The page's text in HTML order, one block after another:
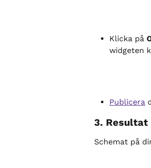
Klicka på
widgeten
Publicera
3. Resultat
Schemat på